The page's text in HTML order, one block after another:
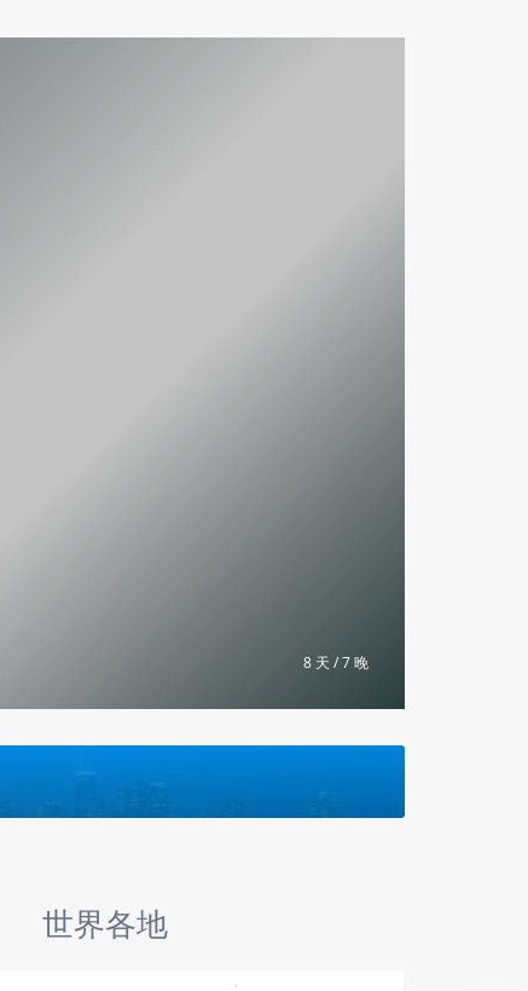
8 天 / 7 晚
世界各地